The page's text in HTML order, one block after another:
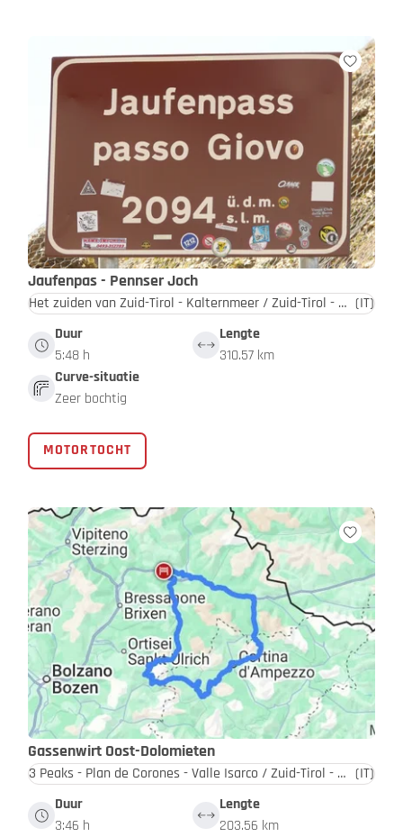
Jaufenpas - Pennser Joch
Het zuiden van Zuid-Tirol - Kalternmeer / Zuid-Tirol - Dolomieten (IT)
Duur
5:48 h
Lengte
310.57 km
Curve-situatie
Zeer bochtig
MOTORTOCHT
Gassenwirt Oost-Dolomieten
3 Peaks - Plan de Corones - Valle Isarco / Zuid-Tirol - Dolomieten (IT)
Duur
3:46 h
Lengte
203.56 km